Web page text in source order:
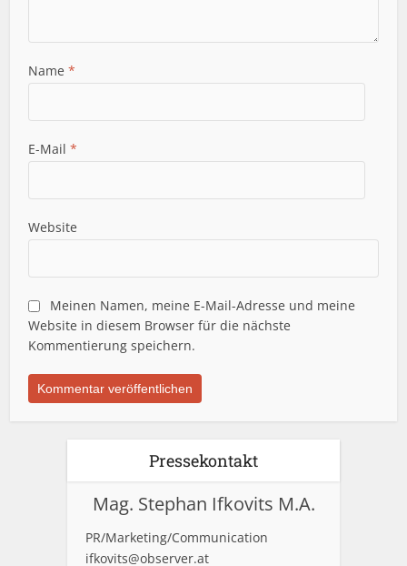
Name*
E-Mail*
Website
Meinen Namen, meine E-Mail-Adresse und meine
Website in diesem Browser für die nächste
Kommentierung speichern.
Pressekontakt
Mag. Stephan Ifkovits M.A.
PR/Marketing/Communication
ifkovits@observer.at